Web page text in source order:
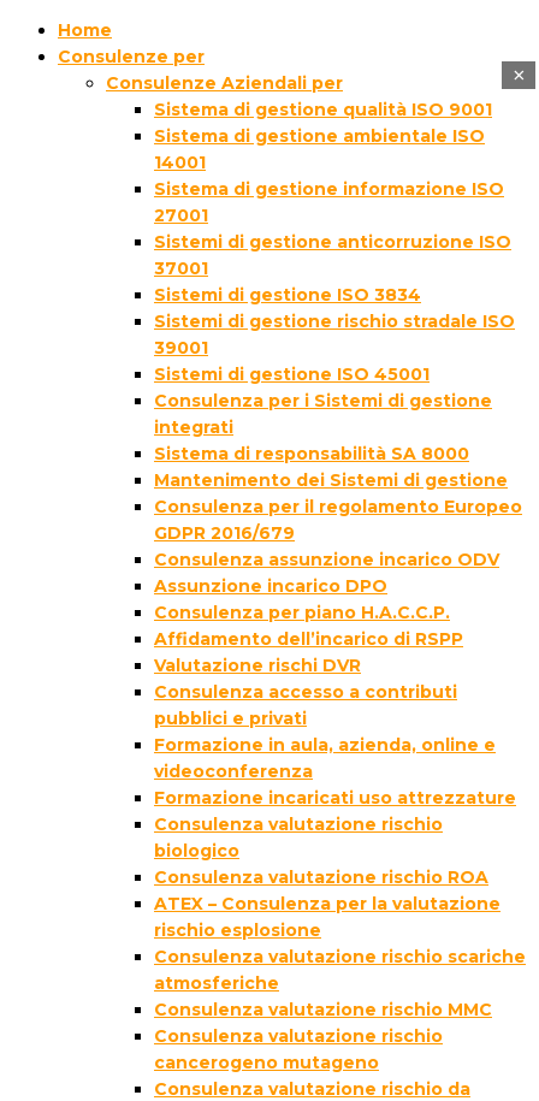
Home
Consulenze per
Consulenze Aziendali per
Sistema di gestione qualità ISO 9001
Sistema di gestione ambientale ISO
14001
Sistema di gestione informazione ISO
27001
Sistemi di gestione anticorruzione ISO
37001
Sistemi di gestione ISO 3834
Sistemi di gestione rischio stradale ISO
39001
Sistemi di gestione ISO 45001
Consulenza per i Sistemi di gestione
integrati
Sistema di responsabilità SA 8000
Mantenimento dei Sistemi di gestione
Consulenza per il regolamento Europeo
GDPR 2016/679
Consulenza assunzione incarico ODV
Assunzione incarico DPO
Consulenza per piano H.A.C.C.P.
Affidamento dell’incarico di RSPP
Valutazione rischi DVR
Consulenza accesso a contributi
pubblici e privati
Formazione in aula, azienda, online e
videoconferenza
Formazione incaricati uso attrezzature
Consulenza valutazione rischio
biologico
Consulenza valutazione rischio ROA
ATEX – Consulenza per la valutazione
rischio esplosione
Consulenza valutazione rischio scariche
atmosferiche
Consulenza valutazione rischio MMC
Consulenza valutazione rischio
cancerogeno mutageno
Consulenza valutazione rischio da
×